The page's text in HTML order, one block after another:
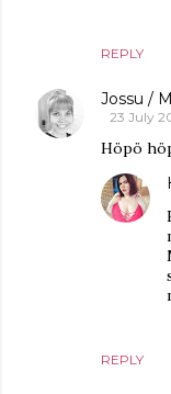
REPLY
Jossu /
23 July
Höpö
REPLY